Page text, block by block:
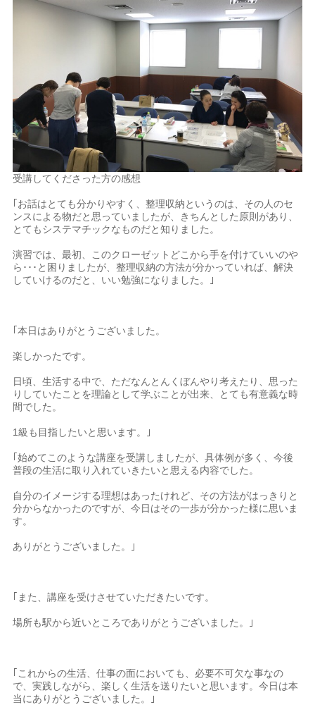
受講してくださった方の感想
｢お話はとても分かりやすく、整理収納というのは、その人のセ
ンスによる物だと思っていましたが、きちんとした原則があり、
とてもシステマチックなものだと知りました。
演習では、最初、このクローゼットどこから手を付けていいのや
ら･･･と困りましたが、整理収納の方法が分かっていれば、解決
していけるのだと、いい勉強になりました。｣
｢本日はありがとうございました。
楽しかったです。
日頃、生活する中で、ただなんとんくぼんやり考えたり、思った
りしていたことを理論として学ぶことが出来、とても有意義な時
間でした。
1級も目指したいと思います。｣
｢始めてこのような講座を受講しましたが、具体例が多く、今後
普段の生活に取り入れていきたいと思える内容でした。
自分のイメージする理想はあったけれど、その方法がはっきりと
分からなかったのですが、今日はその一歩が分かった様に思いま
す。
ありがとうございました。｣
｢また、講座を受けさせていただきたいです。
場所も駅から近いところでありがとうございました。｣
｢これからの生活、仕事の面においても、必要不可欠な事なの
で、実践しながら、楽しく生活を送りたいと思います。今日は本
当にありがとうございました。｣